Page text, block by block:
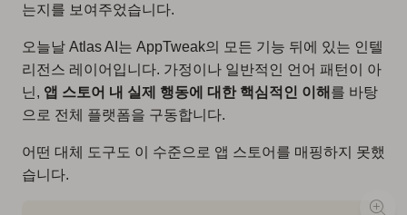
는지를 보여주었습니다.
오늘날 Atlas AI는 AppTweak의 모든 기능 뒤에 있는 인텔
리전스 레이어입니다. 가정이나 일반적인 언어 패턴이 아
닌, 앱 스토어 내 실제 행동에 대한 핵심적인 이해 를 바탕
으로 전체 플랫폼을 구동합니다.
어떤 대체 도구도 이 수준으로 앱 스토어를 매핑하지 못했
습니다.